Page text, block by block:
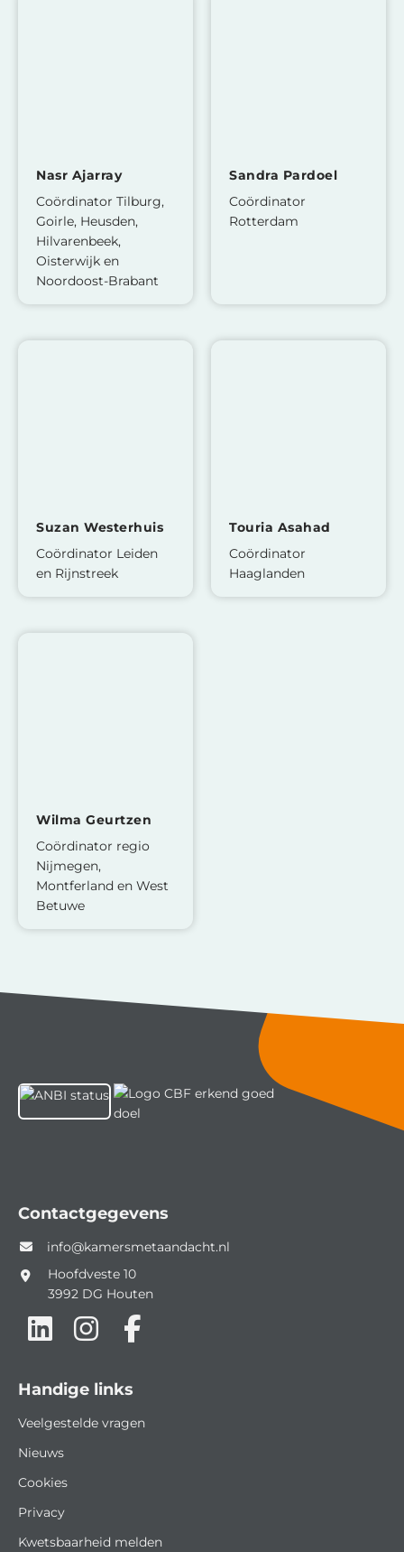
Nasr Ajarray
Coördinator Tilburg,
Goirle, Heusden,
Hilvarenbeek,
Oisterwijk en
Noordoost-Brabant
Sandra Pardoel
Coördinator
Rotterdam
Suzan Westerhuis
Coördinator Leiden
en Rijnstreek
Touria Asahad
Coördinator
Haaglanden
Wilma Geurtzen
Coördinator regio
Nijmegen,
Montferland en West
Betuwe
Handige links
Veelgestelde vragen
Nieuws
Cookies
Privacy
Kwetsbaarheid melden
Contactgegevens
info@kamersmetaandacht.nl
Hoofdveste 10
3992 DG Houten